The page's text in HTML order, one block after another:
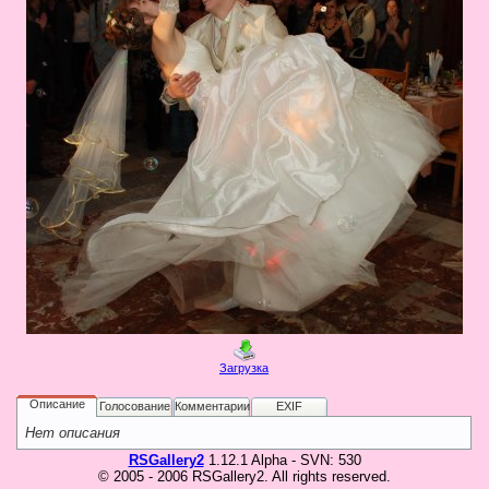
Галерея
Гостевая
Вход для клиентов
Пользователь
Пароль
Запомнить
Забыли пароль?
Загрузка
Описание Голосование Комментарии EXIF
Нет описания
RSGallery21.12.1 Alpha - SVN: 530
© 2005 - 2006 RSGallery2. All rights reserved.